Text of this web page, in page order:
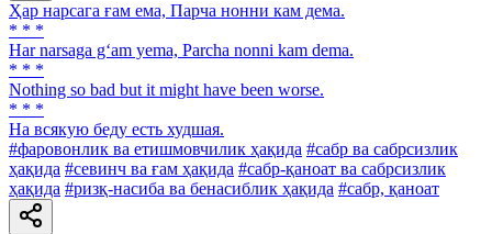
Ҳар нарсага ғам ема, Парча нонни кам дема.
* * *
Har narsaga g‘am yema, Parcha nonni kam dema.
* * *
Nothing so bad but it might have been worse.
* * *
Ha всякую беду есть худшая.
#фаровонлик ва етишмовчилик ҳақида #сабр ва сабрсизлик
ҳақида #севинч ва ғам ҳақида #сабр-қаноат ва сабрсизлик
ҳақида #ризқ-насиба ва бенасиблик ҳақида #сабр, қаноат